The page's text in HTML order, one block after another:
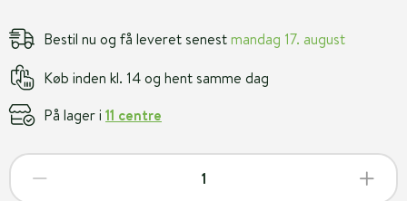
Bestil nu og få leveret senestmandag 17. august
Køb inden kl. 14 og hent samme dag
På lager i 11 centre